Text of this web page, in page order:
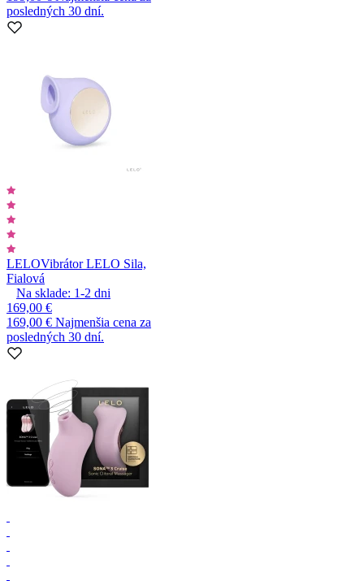
posledných 30 dní.
LELOVibrátor LELO Sila,
Fialová
Na sklade: 1-2 dni
169,00 €
169,00 € Najmenšia cena za
posledných 30 dní.